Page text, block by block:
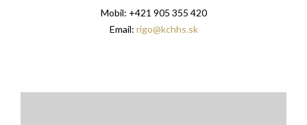
Mobil: +421 905 355 420
Email: rigo@kchhs.sk